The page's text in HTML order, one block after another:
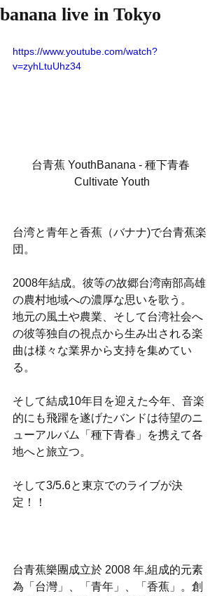
banana live in Tokyo
https://www.youtube.com/watch?
v=zyhLtuUhz34
台青蕉 YouthBanana - 種下青春
Cultivate Youth
台湾と青年と香蕉（バナナ)で台青蕉楽
団。
2008年結成。彼等の故郷台湾南部高雄
の農村地域への濃厚な思いを歌う。
地元の風土や農業、そして台湾社会へ
の彼等独自の視点から生み出される楽
曲は様々な業界から支持を集めてい
る。
そして結成10年目を迎えた今年、音楽
的にも飛躍を遂げたバンドは待望のニ
ューアルバム「種下青春」を携えて各
地へと旅立つ。
そして3/5.6と東京でのライブが決
定！！
台青蕉樂團成立於 2008 年,組成的元素
為「台灣」、「青年」、「香蕉」。創